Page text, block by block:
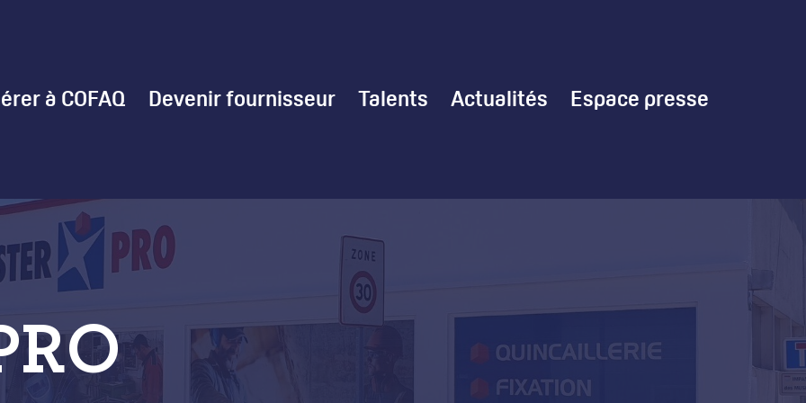
à COFAQ Devenir fournisseur Talents Actualités Espace presse